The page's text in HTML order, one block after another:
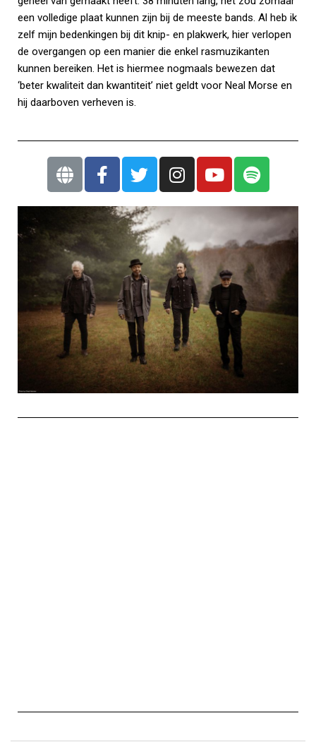
een volledige plaat kunnen zijn bij de meeste bands. Al heb ik
zelf mijn bedenkingen bij dit knip- en plakwerk, hier verlopen
de overgangen op een manier die enkel rasmuzikanten
kunnen bereiken. Het is hiermee nogmaals bewezen dat
‘beter kwaliteit dan kwantiteit’ niet geldt voor Neal Morse en
hij daarboven verheven is.